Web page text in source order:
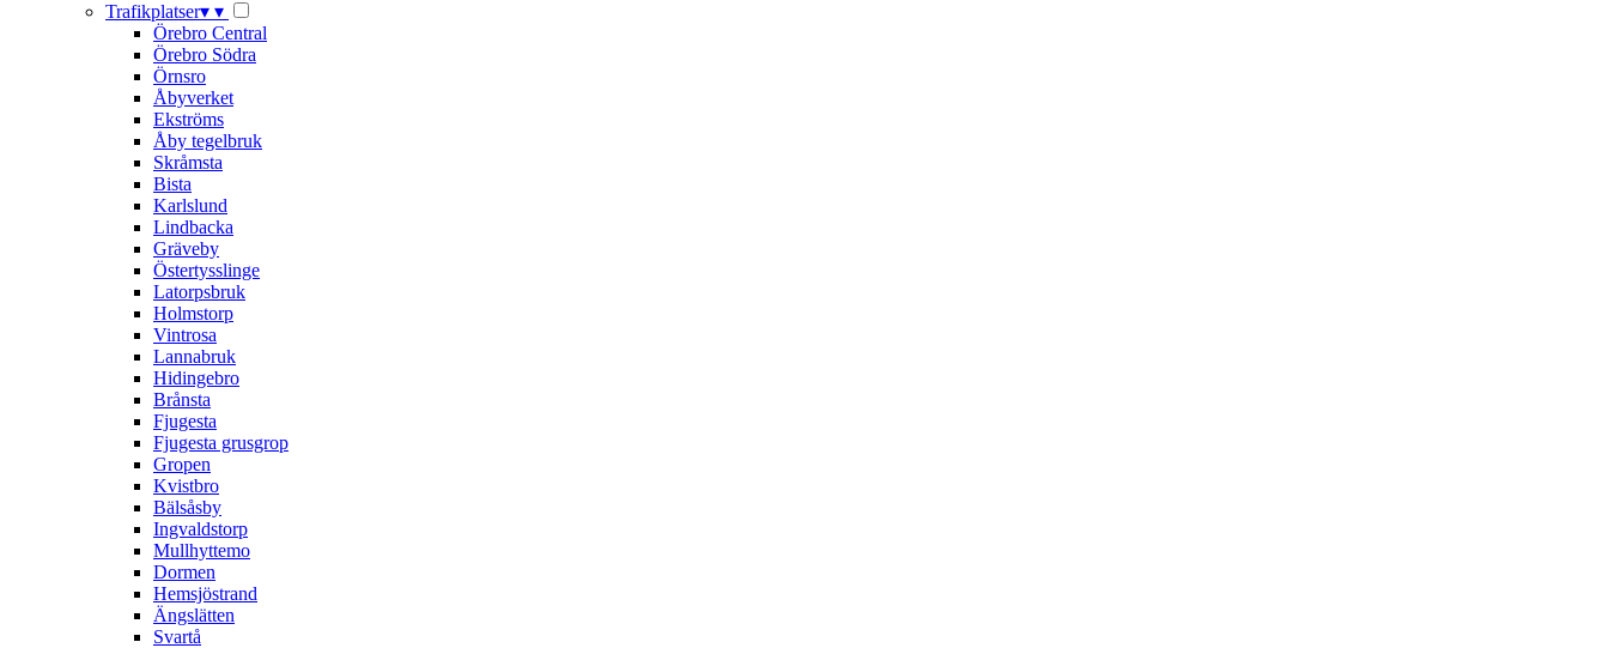
Trafikplatser▾ ▾
Örebro Central
Örebro Södra
Örnsro
Åbyverket
Ekströms
Åby tegelbruk
Skråmsta
Bista
Karlslund
Lindbacka
Gräveby
Östertysslinge
Latorpsbruk
Holmstorp
Vintrosa
Lannabruk
Hidingebro
Brånsta
Fjugesta
Fjugesta grusgrop
Gropen
Kvistbro
Bälsåsby
Ingvaldstorp
Mullhyttemo
Dormen
Hemsjöstrand
Ängslätten
Svartå